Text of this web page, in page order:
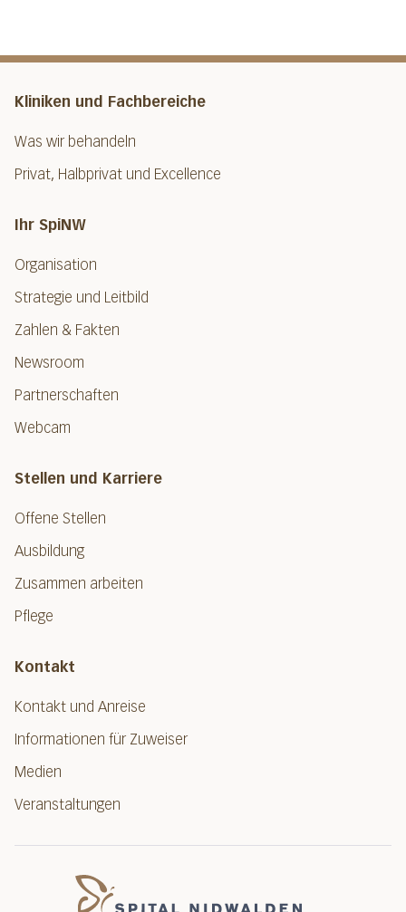
Kliniken und Fachbereiche
Was wir behandeln
Privat, Halbprivat und Excellence
Ihr SpiNW
Organisation
Strategie und Leitbild
Zahlen & Fakten
Newsroom
Partnerschaften
Webcam
Stellen und Karriere
Offene Stellen
Ausbildung
Zusammen arbeiten
Pflege
Kontakt
Kontakt und Anreise
Informationen für Zuweiser
Medien
Veranstaltungen